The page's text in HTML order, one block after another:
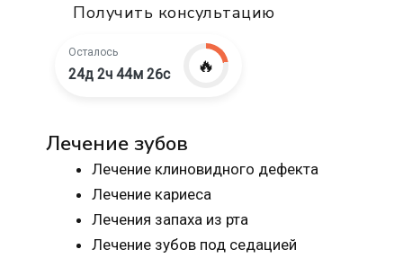
Получить консультацию
Осталось
24д 2ч 44м 25с 🔥
Лечение зубов
Лечение клиновидного дефекта
Лечение кариеса
Лечения запаха из рта
Лечение зубов под седацией